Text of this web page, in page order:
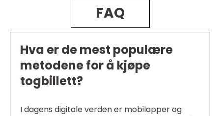
FAQ
Hva er de mest populære
metodene for å kjøpe
togbillett?
I dagens digitale verden er mobilapper og